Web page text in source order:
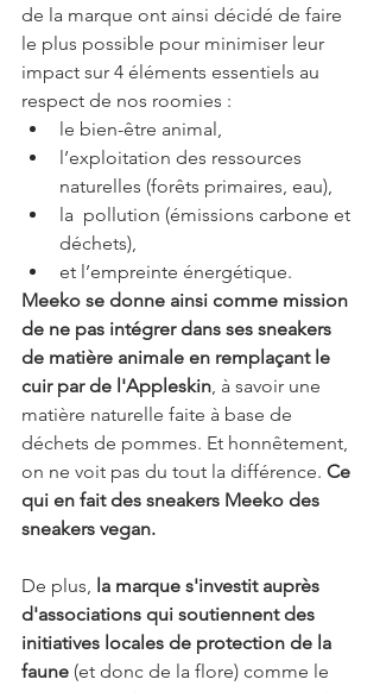
de la marque ont ainsi décidé de faire
le plus possible pour minimiser leur
impact sur 4 éléments essentiels au
respect de nos roomies :
le bien-être animal,
l’exploitation des ressources
naturelles (forêts primaires, eau),
la  pollution (émissions carbone et
déchets),
et l’empreinte énergétique.
Meeko se donne ainsi comme mission
de ne pas intégrer dans ses sneakers
de matière animale en remplaçant le
cuir par de l'Appleskin, à savoir une
matière naturelle faite à base de
déchets de pommes. Et honnêtement,
on ne voit pas du tout la différence. Ce
qui en fait des sneakers Meeko des
sneakers vegan.
De plus, la marque s'investit auprès
d'associations qui soutiennent des
initiatives locales de protection de la
faune (et donc de la flore) comme le